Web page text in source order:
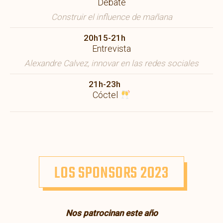
Debate
Construir el influence de mañana
20h15-21h
Entrevista
Alexandre Calvez, innovar en las redes sociales
21h-23h
Cóctel
LOS SPONSORS 2023
Nos patrocinan este año